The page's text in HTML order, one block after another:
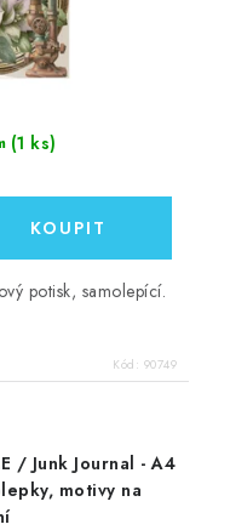
(1 ks)
potisk, samolepící.
Kód: 90749
/ Junk Journal - A4
motivy na